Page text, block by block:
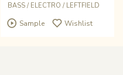
才HASSAN ABOU ALAMに
よる新作EPが到着！弾む重
BASS/ ELECTRO / LEFTFIELD
Sample Wishlist